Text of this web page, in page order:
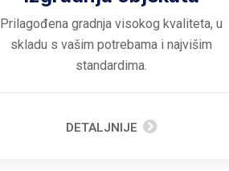
Prilagođena gradnja visokog kvaliteta, u
skladu s vašim potrebama i najvišim
standardima.
DETALJNIJE